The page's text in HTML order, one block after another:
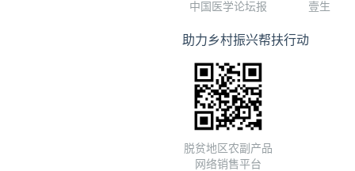
中国医学论坛报 壹生
助力乡村振兴帮扶行动
脱贫地区农副产品
网络销售平台